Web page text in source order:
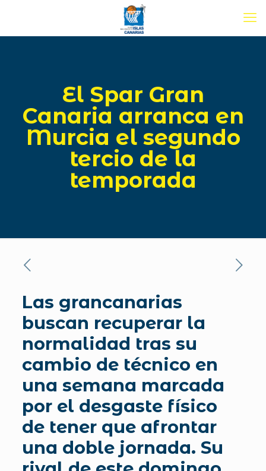
El Spar Gran
Canaria arranca en
Murcia el segundo
tercio de la
temporada
Las grancanarias
buscan recuperar la
normalidad tras su
cambio de técnico en
una semana marcada
por el desgaste físico
de tener que afrontar
una doble jornada. Su